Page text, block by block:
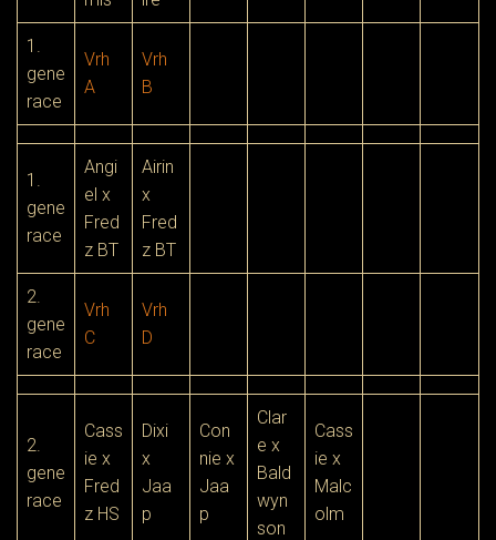
1.
gene
race
Vrh
A
Vrh
B
1.
gene
race
Angi
el x
Fred
z BT
Airin
x
Fred
z BT
2.
gene
race
Vrh
C
Vrh
D
2.
gene
race
Cass
ie x
Fred
z HS
Dixi
x
Jaa
p
Con
nie x
Jaa
p
Clar
e x
Bald
wyn
son
Cass
ie x
Malc
olm